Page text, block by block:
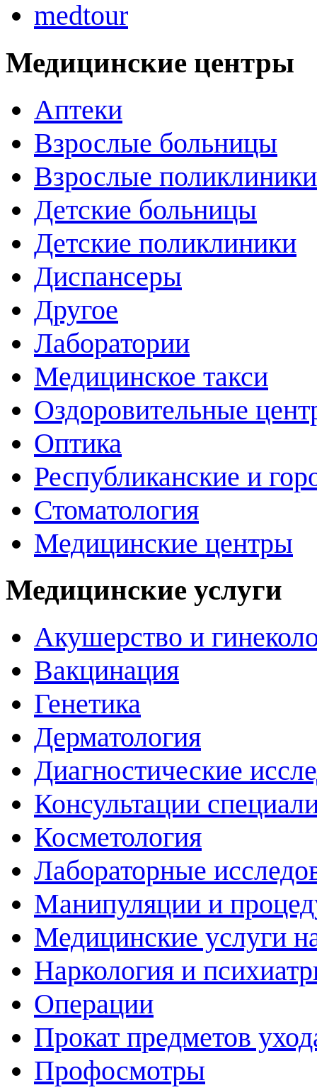
medtour
Медицинские центры
Аптеки
Взрослые больницы
Взрослые поликлиники
Детские больницы
Детские поликлиники
Диспансеры
Другое
Лаборатории
Медицинское такси
Оздоровительные
Оптика
Республиканские и
Стоматология
Медицинские центры
Медицинские услуги
Акушерство и
Вакцинация
Генетика
Дерматология
Диагностические
Консультации
Косметология
Лабораторные
Манипуляции и
Медицинские услуги
Наркология и
Операции
Прокат предметов
Профосмотры